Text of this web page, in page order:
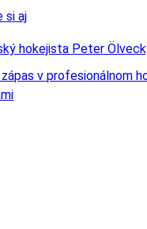
si aj
v profesionálnom